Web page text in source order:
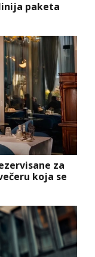
paketa
za
koja se